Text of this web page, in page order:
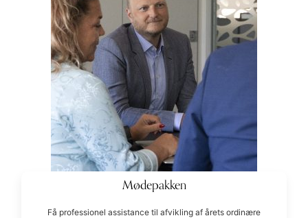
Mødepakken
Få professionel assistance til afvikling af årets ordinære